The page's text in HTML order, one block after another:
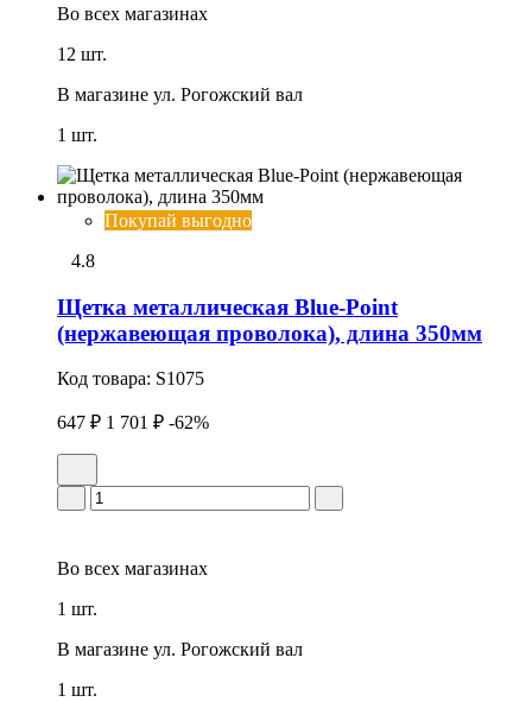
Во всех магазинах
12 шт.
В магазине ул. Рогожский вал
1 шт.
Покупай выгодно
4.8
Щетка металлическая Blue-Point
(нержавеющая проволока), длина 350мм
Код товара: S1075
647 ₽ 1 701 ₽ -62%
Во всех магазинах
1 шт.
В магазине ул. Рогожский вал
1 шт.